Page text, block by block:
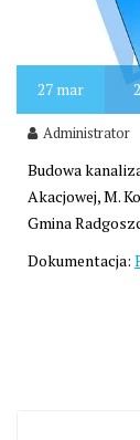
27 mar
Administrator
Budowa
Akacjowej, M.
Gmina
Dokumentacja: